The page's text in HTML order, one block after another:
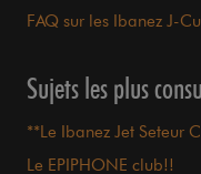
FAQ sur les Ibanez J-
Sujets les plus
**Le Ibanez Jet Seteur
Le EPIPHONE club!!